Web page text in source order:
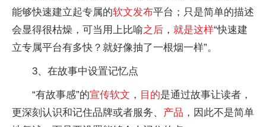
能够快速建立起专属的软文发布平台；只是简单的描述
会显得很枯燥，可当用上比喻之后 ， 就是这样“快速建
立专属平台有多快？就好像抽了一根烟一样”。
3、在故事中设置记忆点
“有故事感”的宣传软文 ， 目的是通过故事让读者，
更深刻认识和记住品牌或者服务、 产品 ，因此不是简单